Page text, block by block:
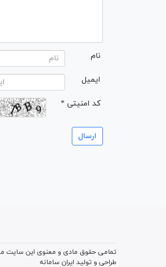
نام
ایمیل
* کد امنیتی
تمامی حقوق مادی و معنوی این سایت
طراحی و تولید ایران سامانه